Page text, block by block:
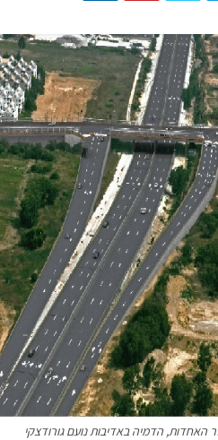
הדמיה באדיבות נועם גורודצקי